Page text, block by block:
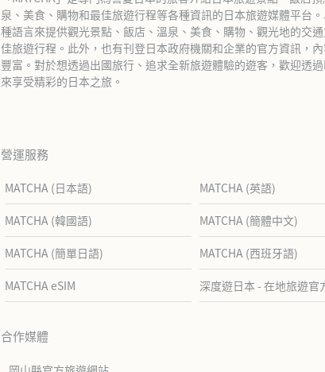
泉、美食、購物和最佳旅遊行程等各種資訊的日本旅遊媒體平台
種語言來提供觀光景點、飯店、溫泉、美食、購物、觀光地的交
佳旅遊行程。此外，也有刊登日本政府機關和企業的官方資訊，
豐富。對於想透過出國旅行、追求全新旅遊體驗的遊客，歡迎透過
來享受精彩的日本之旅。
營運服務
MATCHA (日本語) MATCHA (英語)
MATCHA (韓國語) MATCHA (簡體中文)
MATCHA (簡單日語) MATCHA (西班牙語)
MATCHA eSIM 深度遊日本 - 在地旅遊官
合作媒體